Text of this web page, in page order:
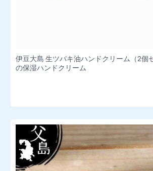
伊豆大島 生ツバキ油ハンドクリーム（2個
の保湿ハンドクリーム